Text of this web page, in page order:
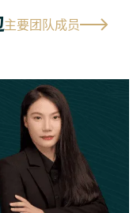
主要团队成员